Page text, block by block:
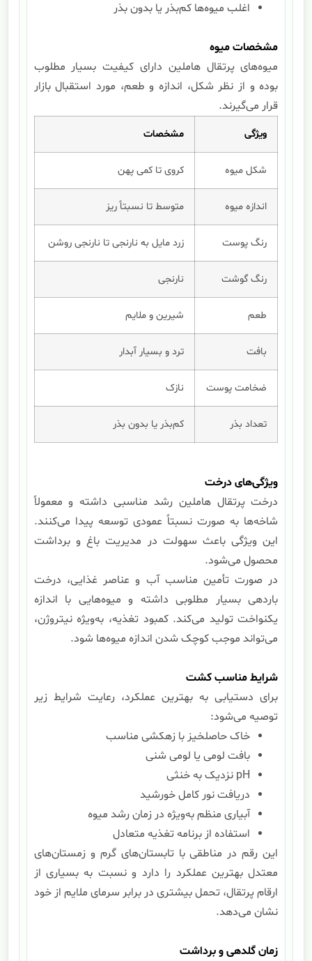
اغلب میوه‌ها کم‌بذر یا بدون بذر
مشخصات میوه
میوه‌های پرتقال هاملین دارای کیفیت بسیار مطلوب
بوده و از نظر شکل، اندازه و طعم، مورد استقبال بازار
قرار می‌گیرند.
ویژگی مشخصات
شکل میوه کروی تا کمی پهن
اندازه میوه متوسط تا نسبتاً ریز
رنگ پوست زرد مایل به نارنجی تا نارنجی روشن
رنگ گوشت نارنجی
طعم شیرین و ملایم
بافت ترد و بسیار آبدار
ضخامت پوست نازک
تعداد بذر کم‌بذر یا بدون بذر
ویژگی‌های درخت
درخت پرتقال هاملین رشد مناسبی داشته و معمولاً
شاخه‌ها به صورت نسبتاً عمودی توسعه پیدا می‌کنند.
این ویژگی باعث سهولت در مدیریت باغ و برداشت
محصول می‌شود.
در صورت تأمین مناسب آب و عناصر غذایی، درخت
باردهی بسیار مطلوبی داشته و میوه‌هایی با اندازه
یکنواخت تولید می‌کند. کمبود تغذیه، به‌ویژه نیتروژن،
می‌تواند موجب کوچک شدن اندازه میوه‌ها شود.
شرایط مناسب کشت
برای دستیابی به بهترین عملکرد، رعایت شرایط زیر
توصیه می‌شود:
خاک حاصلخیز با زهکشی مناسب
بافت لومی یا لومی شنی
pH نزدیک به خنثی
دریافت نور کامل خورشید
آبیاری منظم به‌ویژه در زمان رشد میوه
استفاده از برنامه تغذیه متعادل
این رقم در مناطقی با تابستان‌های گرم و زمستان‌های
معتدل بهترین عملکرد را دارد و نسبت به بسیاری از
ارقام پرتقال، تحمل بیشتری در برابر سرمای ملایم از خود
نشان می‌دهد.
زمان گلدهی و برداشت